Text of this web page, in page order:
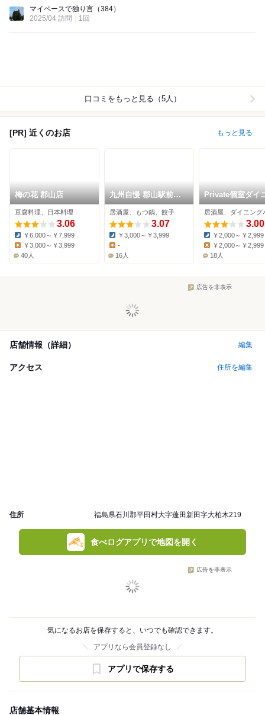
マイペースで独り言 （384）
2025/04 訪問
1回
口コミをもっと見る（5人）
[PR] 近くのお店 もっと見る
梅の花 郡山店
豆腐料理、日本料理
3.06
Dinner:
￥6,000～￥7,999
Lunch:
￥3,000～￥3,999
40人
九州自慢 郡山駅前通
り店
居酒屋、もつ鍋、餃子
3.07
Dinner:
￥3,000～￥3,999
Lunch:
-
16人
Private個室ダイ
グなごみ 郡山駅
3.00
Dinner:
￥2,000～￥2,999
Lunch:
￥2,000～￥2,999
18人
広告を非表示
店舗情報（詳細） 編集
アクセス 住所を編集
住所 福島県石川郡平田村大字蓬田新田字大柏木219
食べログアプリで地図を開く
広告を非表示
気になるお店を保存すると、いつでも確認できます。
アプリなら会員登録なし
アプリで保存する
店舗基本情報